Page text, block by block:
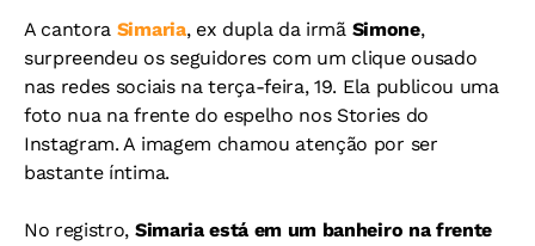
A cantora Simaria, ex dupla da irmã Simone,
surpreendeu os seguidores com um clique ousado
nas redes sociais na terça-feira, 19. Ela publicou uma
foto nua na frente do espelho nos Stories do
Instagram. A imagem chamou atenção por ser
bastante íntima.
No registro, Simaria está em um banheiro na frente